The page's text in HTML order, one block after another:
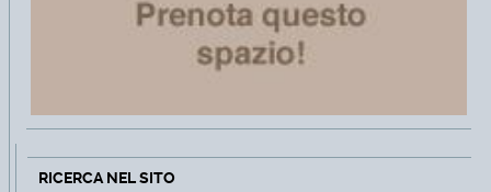
RICERCA NEL SITO